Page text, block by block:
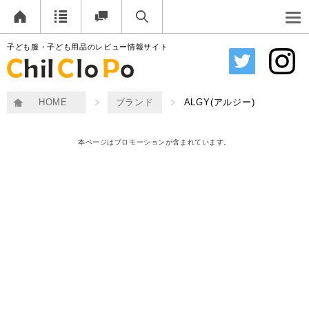
子ども服・子ども用品のレビュー情報サイト
HOME ブランド ALGY(アルジー)
本ページはプロモーションが含まれています。